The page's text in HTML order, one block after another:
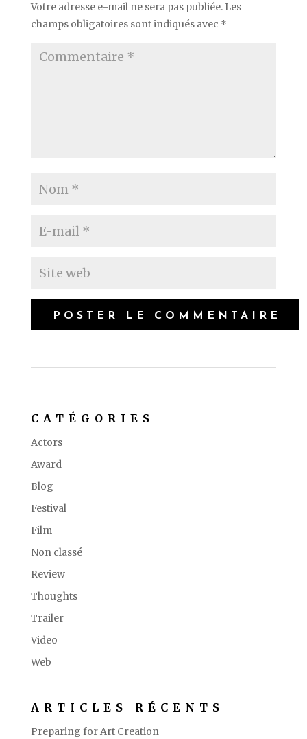
Votre adresse e-mail ne sera pas publiée. Les
champs obligatoires sont indiqués avec *
CATÉGORIES
Actors
Award
Blog
Festival
Film
Non classé
Review
Thoughts
Trailer
Video
Web
ARTICLES RÉCENTS
Preparing for Art Creation